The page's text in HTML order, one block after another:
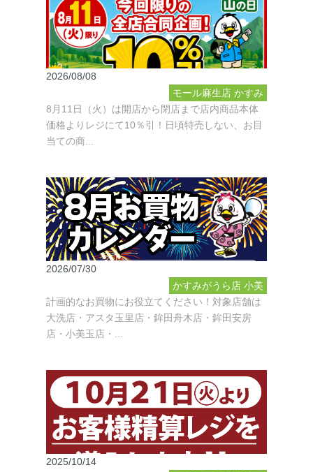
2026/08/08
モール麻生店 かすみ
がうら店 小美玉店 鉾
田舟木店 鉾田安房店
店 成田芝山店 鹿島東
店 榎戸店 佐原玉造店
佐原牧野店 多古店 松
尾店 神栖店 大洗店
8月11日（火）は開店から閉店まで店内商品本体
価格よりレジにて10％引！日頃特売しない、お目
当ての商...
2026/07/30
かすみがうら店 小美
玉店 鉾田舟木店 鉾田
安房店 銚子四日市場
尾店 大洗店
計画的なお買物にお役立てください！対象店舗は
大洗店・アスタ玉里店・鉾田舟木店・鉾田安房
店・小美玉店・...
2025/10/14